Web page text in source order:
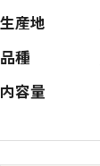
生産地
品種
内容量